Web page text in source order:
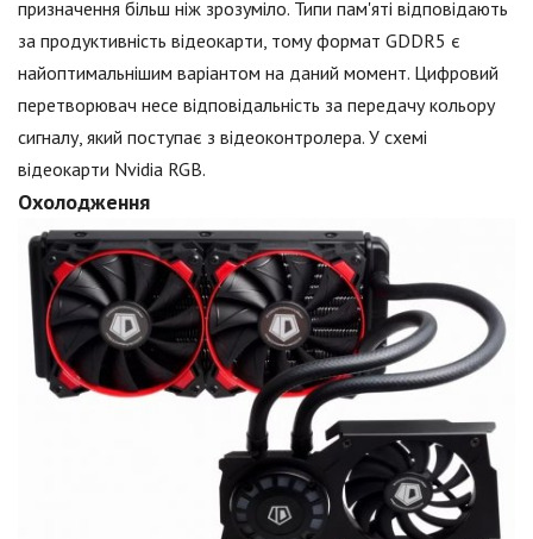
призначення більш ніж зрозуміло. Типи пам'яті відповідають
за продуктивність відеокарти, тому формат GDDR5 є
найоптимальнішим варіантом на даний момент. Цифровий
перетворювач несе відповідальність за передачу кольору
сигналу, який поступає з відеоконтролера. У схемі
відеокарти Nvidia RGB.
Охолодження